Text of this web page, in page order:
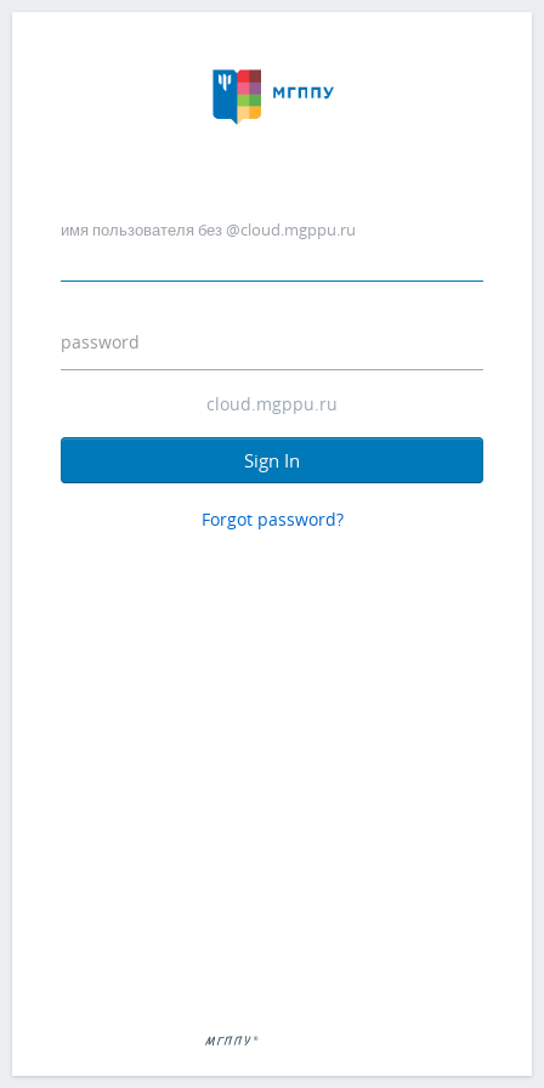
имя пользователя без @cloud.mgppu.ru
password
Sign In
Forgot password?